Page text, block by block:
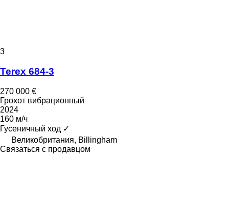
3
Terex 684-3
270 000 €
Грохот вибрационный
2024
160 м/ч
Гусеничный ход ✓
Великобритания, Billingham
Связаться с продавцом